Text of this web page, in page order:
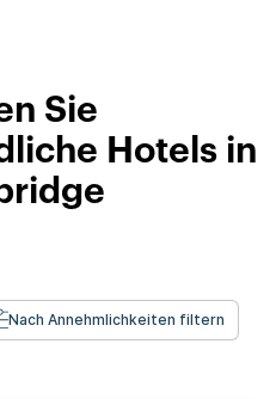
Sie
Hotels in
Nach Annehmlichkeiten filtern